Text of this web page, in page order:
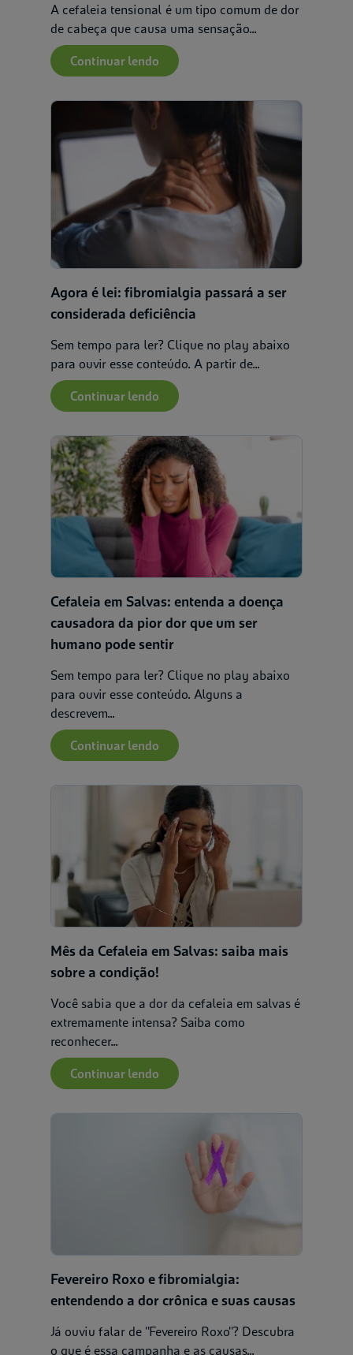
A cefaleia tensional é um tipo comum de dor
de cabeça que causa uma sensação...
Continuar lendo
Agora é lei: fibromialgia passará a ser
considerada deficiência
Sem tempo para ler? Clique no play abaixo
para ouvir esse conteúdo. A partir de...
Continuar lendo
Cefaleia em Salvas: entenda a doença
causadora da pior dor que um ser
humano pode sentir
Sem tempo para ler? Clique no play abaixo
para ouvir esse conteúdo. Alguns a
descrevem...
Continuar lendo
Mês da Cefaleia em Salvas: saiba mais
sobre a condição!
Você sabia que a dor da cefaleia em salvas é
extremamente intensa? Saiba como
reconhecer...
Continuar lendo
Fevereiro Roxo e fibromialgia:
entendendo a dor crônica e suas causas
Já ouviu falar de ''Fevereiro Roxo''? Descubra
o que é essa campanha e as causas...